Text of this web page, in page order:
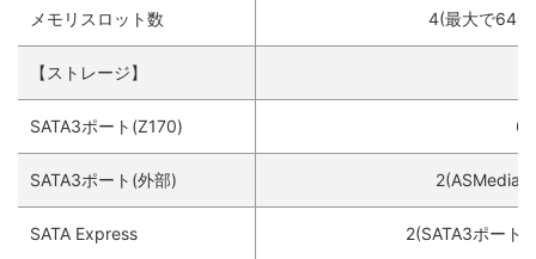
メモリスロット数 4(最大で
【ストレージ】
SATA3ポート(Z170) 6
SATA3ポート(外部) 2(ASMedia
SATA Express 2(SATA3ポート